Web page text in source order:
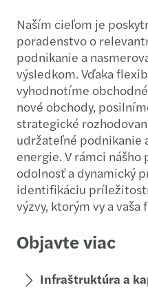
Naším cieľom je
poradenstvo o
podnikanie a
výsledkom. Vďaka
vyhodnotíme
nové obchody,
strategické
udržateľné podnikanie
energie. V rámci
odolnosť a dynamický
identifikáciu
výzvy, ktorým vy a
Objavte viac
Infraštruktúra a